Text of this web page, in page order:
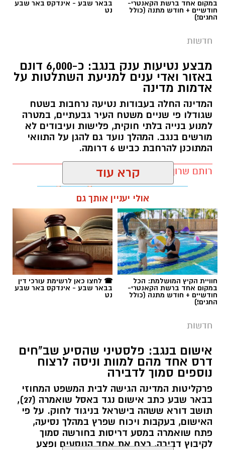
במקום אחד ברשת הקאנטרי-
חודשיים + חודש מתנה (כולל
החגים!)
בבאר שבע - אינדקס באר שבע
נט
חדשות
מבצע נטיעות ענק בנגב: כ-6,000 דונם
באזור ואדי ענים למניעת השתלטות על
אדמות מדינה
המדינה החלה בעבודות נטיעה נרחבות בשטח
שגודלו פי שניים משטח העיר גבעתיים, במטרה
למנוע בנייה בלתי חוקית, פלישות ועיבודים לא
מורשים בנגב. המהלך נועד גם להגן על התוואי
המתוכנן להרחבת כביש 6 דרומה.
רותם שרון / 11:32 08.08.26
תגים:רמ''י
קרא עוד
אולי יעניין אותך גם
חוויית הקיץ המושלמת: הכל
במקום אחד ברשת הקאנטרי-
חודשיים + חודש מתנה (כולל
החגים!)
☎ לחצו כאן לרשימת עורכי דין
בבאר שבע - אינדקס באר שבע
נט
חדשות
אישום בנגב: פלסטיני שהסיע שב"חים
דרס אחד מהם למוות וניסה לרצוח
נוספים סמוך לדבירה
פרקליטות המדינה הגישה לבית המשפט המחוזי
בבאר שבע כתב אישום נגד באסל שואמרה (27),
תושב דורא ששהה בישראל בניגוד לחוק. על פי
האישום, בעקבות ויכוח שפרץ במהלך נסיעה,
פתח שואמרה במסע דריסות בחורשה סמוך
לקיבוץ דבירה, רצח את אחד הנוסעים ופצע